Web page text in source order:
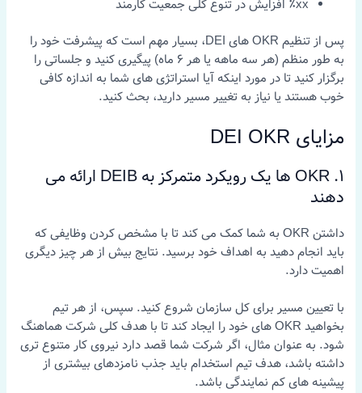
xx٪ افزایش در تنوع کلی جمعیت کارمند
پس از تنظیم OKR های DEI، بسیار مهم است که پیشرفت خود را
به طور منظم (هر سه ماهه یا هر 6 ماه) پیگیری کنید و جلساتی را
برگزار کنید تا در مورد اینکه آیا استراتژی های شما به اندازه کافی
خوب هستند یا نیاز به تغییر مسیر دارید، بحث کنید.
مزایای DEI OKR
1. OKR ها یک رویکرد متمرکز به DEIB ارائه می
دهند
داشتن OKR به شما کمک می کند تا با مشخص کردن وظایفی که
باید انجام دهید به اهداف خود برسید. نتایج بیش از هر چیز دیگری
اهمیت دارد.
با تعیین مسیر برای کل سازمان شروع کنید. سپس، از هر تیم
بخواهید OKR های خود را ایجاد کند تا با هدف کلی شرکت هماهنگ
شود. به عنوان مثال، اگر شرکت شما قصد دارد نیروی کار متنوع تری
داشته باشد، هدف تیم استخدام باید جذب نامزدهای بیشتری از
پیشینه های کم نمایندگی باشد.